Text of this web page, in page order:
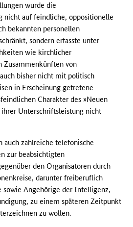
wurde die
nicht auf feindliche, oppositionelle
bekannten personellen
sondern erfasste unter
wie kirchlicher
Zusammenkünften von
bisher nicht mit politisch
in Erscheinung getretene
Charakter des »Neuen
Unterschriftsleistung nicht
auch zahlreiche telefonische
zur beabsichtigten
den Organisatoren durch
darunter freiberuflich
sowie Angehörige der Intelligenz,
zu einem späteren Zeitpunkt
zu wollen.